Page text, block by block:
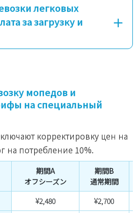
легковых
за загрузку и
мопедов и
на специальный
корректировку цен на
на потребление 10%.
期間A
オフシーズン
期間B
通常期間
¥2,480
¥2,700